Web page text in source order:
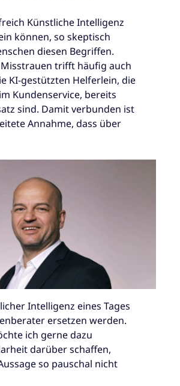
Künstliche Intelligenz
können, so skeptisch
diesen Begriffen.
trifft häufig auch
KI-gestützten Helferlein, die
Kundenservice, bereits
sind. Damit verbunden ist
Annahme, dass über
Intelligenz eines Tages
ersetzen werden.
ich gerne dazu
darüber schaffen,
so pauschal nicht